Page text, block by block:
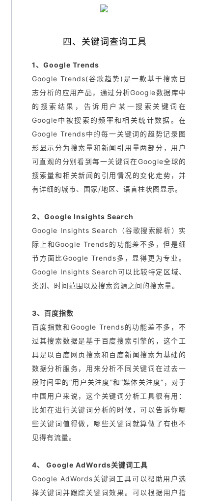
四、关键词查询工具
1、Google Trends
Google Trends(谷歌趋势)是一款基于搜索日
志分析的应用产品，通过分析Google数据库中
的搜索结果，告诉用户某一搜索关键词在
Google中被搜索的频率和相关统计数据。在
Google Trends中的每一关键词的趋势记录图
形显示分为搜索量和新闻引用量两部分，用户
可直观的分别看到每一关键词在Google全球的
搜索量和相关新闻的引用情况的变化走势，并
有详细的城市、国家/地区、语言柱状图显示。
2、Google Insights Search
Google Insights Search（谷歌搜索解析）实
际上和Google Trends的功能差不多，但是细
节方面比Google Trends多，显得更为专业。
Google Insights Search可以比较特定区域、
类别、时间范围以及搜索资源之间的搜索量。
3、百度指数
百度指数和Google Trends的功能差不多，不
过其搜索数据是基于百度搜索引擎的，这个工
具是以百度网页搜索和百度新闻搜索为基础的
数据分析服务，用来分析不同关键词在过去一
段时间里的“用户关注度”和“媒体关注度”，对于
中国用户来说，这个关键词分析工具很有用：
比如在进行关键词分析的时候，可以告诉你哪
些关键词值得做，哪些关键词就算做了有也不
见得有流量。
4、 Google AdWords关键词工具
Google AdWords关键词工具可以帮助用户选
择关键词并跟踪关键词效果。可以根据用户指